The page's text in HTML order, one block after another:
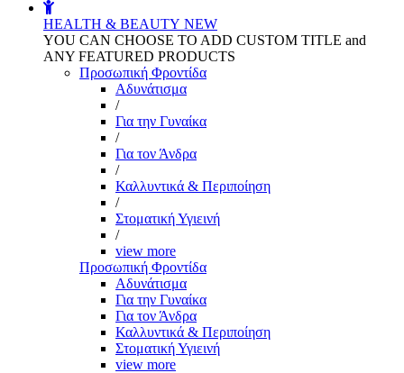
HEALTH & BEAUTY NEW
YOU CAN CHOOSE TO ADD CUSTOM TITLE and
ANY FEATURED PRODUCTS
Προσωπική Φροντίδα
Αδυνάτισμα
/
Για την Γυναίκα
/
Για τον Άνδρα
/
Καλλυντικά & Περιποίηση
/
Στοματική Υγιεινή
/
view more
Προσωπική Φροντίδα
Αδυνάτισμα
Για την Γυναίκα
Για τον Άνδρα
Καλλυντικά & Περιποίηση
Στοματική Υγιεινή
view more